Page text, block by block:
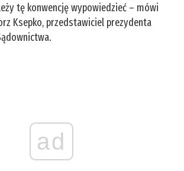
tę konwencję wypowiedzieć – mówi
Ksepko, przedstawiciel prezydenta
ad